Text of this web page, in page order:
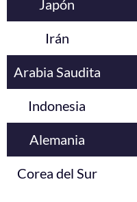
Japón
Irán
Arabia Saudita
Indonesia
Alemania
Corea del Sur